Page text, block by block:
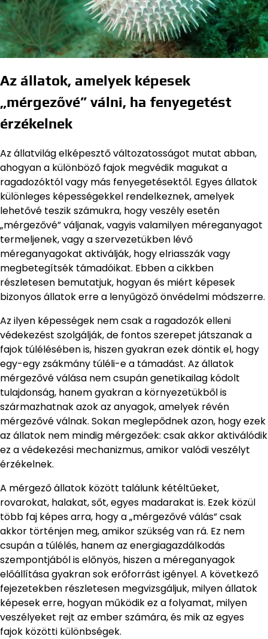
Az állatok, amelyek képesek
„mérgezővé” válni, ha fenyegetést
érzékelnek
Az állatvilág elképesztő változatosságot mutat abban,
ahogyan a különböző fajok megvédik magukat a
ragadozóktól vagy más fenyegetésektől. Egyes állatok
különleges képességekkel rendelkeznek, amelyek
lehetővé teszik számukra, hogy veszély esetén
„mérgezővé” váljanak, vagyis valamilyen méreganyagot
termeljenek, vagy a szervezetükben lévő
méreganyagokat aktiválják, hogy elriasszák vagy
megbetegítsék támadóikat. Ebben a cikkben
részletesen bemutatjuk, hogyan és miért képesek
bizonyos állatok erre a lenyűgöző önvédelmi módszerre.
Az ilyen képességek nem csak a ragadozók elleni
védekezést szolgálják, de fontos szerepet játszanak a
fajok túlélésében is, hiszen gyakran ezek döntik el, hogy
egy-egy zsákmány túléli-e a támadást. Az állatok
mérgezővé válása nem csupán genetikailag kódolt
tulajdonság, hanem gyakran a környezetükből is
származhatnak azok az anyagok, amelyek révén
mérgezővé válnak. Sokan meglepődnek azon, hogy ezek
az állatok nem mindig mérgezőek: csak akkor aktiválódik
ez a védekezési mechanizmus, amikor valódi veszélyt
érzékelnek.
A mérgező állatok között találunk kétéltűeket,
rovarokat, halakat, sőt, egyes madarakat is. Ezek közül
több faj képes arra, hogy a „mérgezővé válás” csak
akkor történjen meg, amikor szükség van rá. Ez nem
csupán a túlélés, hanem az energiagazdálkodás
szempontjából is előnyös, hiszen a méreganyagok
előállítása gyakran sok erőforrást igényel. A következő
fejezetekben részletesen megvizsgáljuk, milyen állatok
képesek erre, hogyan működik ez a folyamat, milyen
veszélyeket rejt az ember számára, és mik az egyes
fajok közötti különbségek.